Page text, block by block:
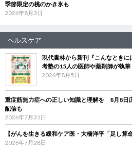
季節限定の桃のかき氷も
2026年8月3日
ヘルスケア
現代書林から新刊『こんなとき
考塾の15人の医師や薬剤師が執筆
2026年8月5日
重症筋無力症への正しい知識と理解を 8月8日
配信も
2026年7月31日
【がんを生きる緩和ケア医・大橋洋平「足し算
2026年7月28日